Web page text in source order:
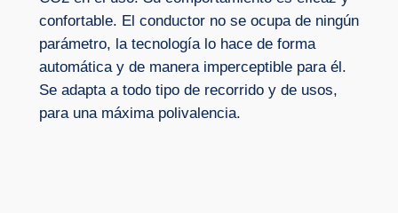
confortable. El conductor no se ocupa de ningún
parámetro, la tecnología lo hace de forma
automática y de manera imperceptible para él.
Se adapta a todo tipo de recorrido y de usos,
para una máxima polivalencia.